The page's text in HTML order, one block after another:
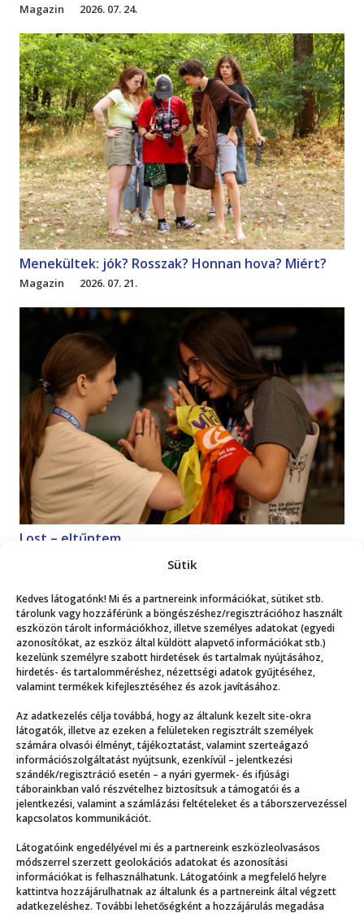
Sütik
Kedves látogatónk! Mi és a partnereink információkat, sütiket stb.
tárolunk vagy hozzáférünk a böngészéshez/regisztrációhoz használt
eszközön tárolt információkhoz, illetve személyes adatokat (egyedi
azonosítókat, az eszköz által küldött alapvető információkat stb.)
kezelünk személyre szabott hirdetések és tartalmak nyújtásához,
hirdetés- és tartalomméréshez, nézettségi adatok gyűjtéséhez,
valamint termékek kifejlesztéséhez és azok javításához.
Az adatkezelés célja továbbá, hogy az általunk kezelt site-okra
látogatók, illetve az ezeken a felületeken regisztrált személyek
számára olvasói élményt, tájékoztatást, valamint szerteágazó
információszolgáltatást nyújtsunk, ezenkívül – jelentkezési
szándék/regisztráció esetén – a nyári gyermek- és ifjúsági
táborainkban való részvételhez biztosítsuk a támogatói és a
jelentkezési, valamint a számlázási feltételeket és a táborszervezéssel
kapcsolatos kommunikációt.
Látogatóink engedélyével mi és a partnereink eszközleolvasásos
módszerrel szerzett geolokációs adatokat és azonosítási
információkat is felhasználhatunk. Látogatóink a megfelelő helyre
kattintva hozzájárulhatnak az általunk és a partnereink által végzett
adatkezeléshez. További lehetőségként a hozzájárulás megadása
Magazin 2026. 07. 24.
Menekültek: jók? Rosszak? Honnan hova? Miért?
Magazin 2026. 07. 21.
Lost – eltűntem
Mutasd a többit!
Még több